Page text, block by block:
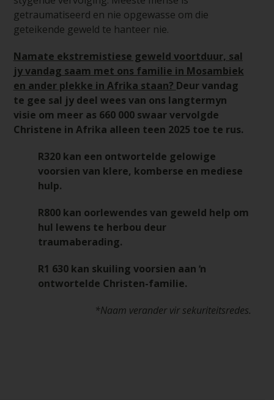
getraumatiseerd en nie opgewasse om die
geteikende geweld te hanteer nie.
Namate ekstremistiese geweld voortduur, sal
jy vandag saam met ons familie in Mosambiek
en ander plekke in Afrika staan? Deur vandag
te gee sal jy deel wees van ons langtermyn
visie om meer as 660 000 swaar vervolgde
Christene in Afrika alleen teen 2025 toe te rus.
R320 kan een ontwortelde gelowige
voorsien van klere, komberse en mediese
hulp.
R800 kan oorlewendes van geweld help om
hul lewens te herbou deur
traumaberading.
R1 630 kan skuiling voorsien aan ŉ
ontwortelde Christen-familie.
*Naam verander vir sekuriteitsredes.